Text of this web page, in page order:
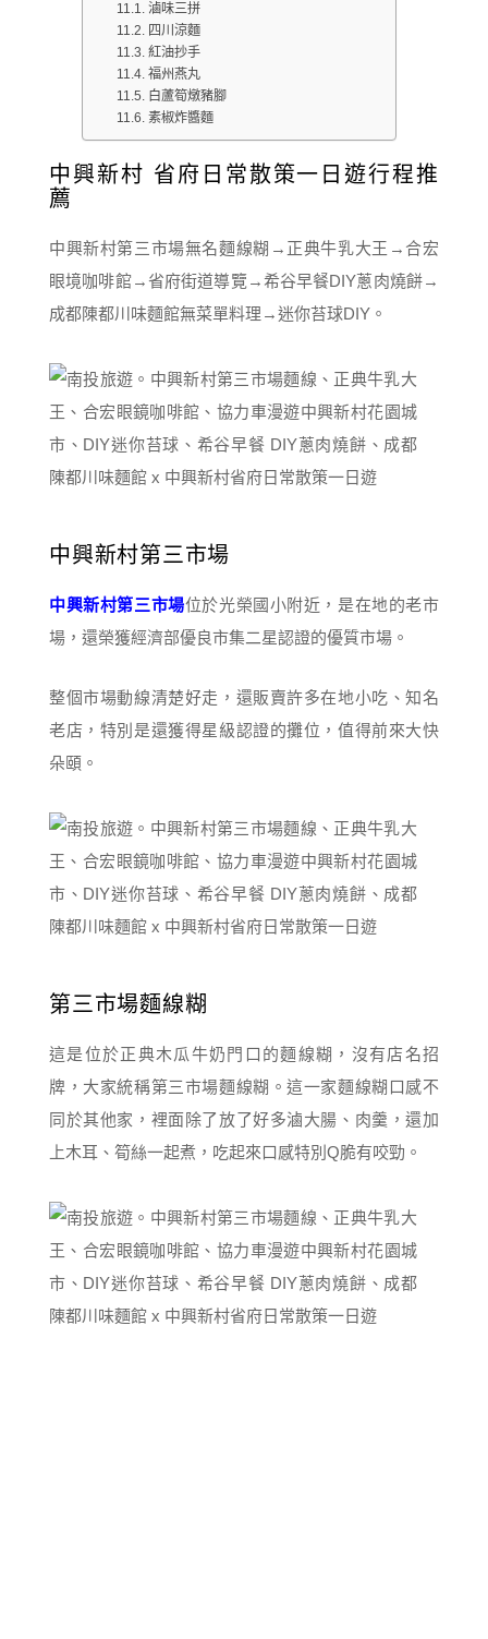
滷味三拼
四川涼麵
紅油抄手
福州燕丸
白蘆筍燉豬腳
素椒炸醬麵
中興新村 省府日常散策一日遊行程推
薦
中興新村第三市場無名麵線糊→正典牛乳大王→合宏
眼境咖啡館→省府街道導覽→希谷早餐DIY蔥肉燒餅→
成都陳都川味麵館無菜單料理→迷你苔球DIY。
中興新村第三市場
中興新村第三市場位於光榮國小附近，是在地的老市
場，還榮獲經濟部優良市集二星認證的優質市場。
整個市場動線清楚好走，還販賣許多在地小吃、知名
老店，特別是還獲得星級認證的攤位，值得前來大快
朵頤。
第三市場麵線糊
這是位於正典木瓜牛奶門口的麵線糊，沒有店名招
牌，大家統稱第三市場麵線糊。這一家麵線糊口感不
同於其他家，裡面除了放了好多滷大腸、肉羹，還加
上木耳、筍絲一起煮，吃起來口感特別Q脆有咬勁。